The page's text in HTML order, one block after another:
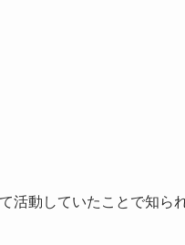
活動していたことで知ら